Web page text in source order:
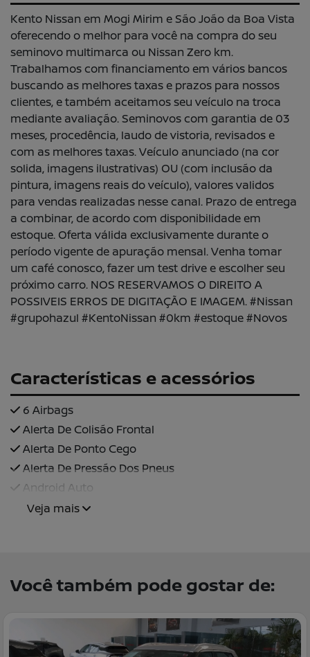
Kento Nissan em Mogi Mirim e São João da Boa Vista
oferecendo o melhor para você na compra do seu
seminovo multimarca ou Nissan Zero km.
Trabalhamos com financiamento em vários bancos
buscando as melhores taxas e prazos para nossos
clientes, e também aceitamos seu veículo na troca
mediante avaliação. Seminovos com garantia de 03
meses, procedência, laudo de vistoria, revisados e
com as melhores taxas. Veículo anunciado (na cor
solida, imagens ilustrativas) OU (com inclusão da
pintura, imagens reais do veículo), valores validos
para vendas realizadas nesse canal. Prazo de entrega
a combinar, de acordo com disponibilidade em
estoque. Oferta válida exclusivamente durante o
período vigente de apuração mensal. Venha tomar
um café conosco, fazer um test drive e escolher seu
próximo carro. NOS RESERVAMOS O DIREITO A
POSSIVEIS ERROS DE DIGITAÇÃO E IMAGEM. #Nissan
#grupohazul #KentoNissan #0km #estoque #Novos
Características e acessórios
6 Airbags
Alerta De Colisão Frontal
Alerta De Ponto Cego
Alerta De Pressão Dos Pneus
Android Auto
Veja mais
Você também pode gostar de: